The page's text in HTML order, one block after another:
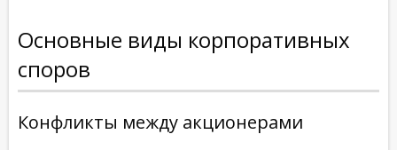
Основные виды корпоративных
споров
Конфликты между акционерами